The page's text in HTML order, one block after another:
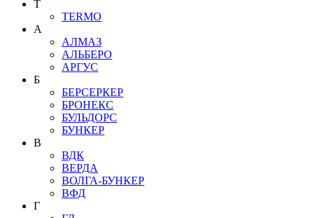
T
TERMO
А
АЛМАЗ
АЛЬБЕРО
АРГУС
Б
БЕРСЕРКЕР
БРОНЕКС
БУЛЬДОРС
БУНКЕР
В
ВДК
ВЕРДА
ВОЛГА-БУНКЕР
ВФД
Г